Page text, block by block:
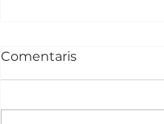
Comentaris